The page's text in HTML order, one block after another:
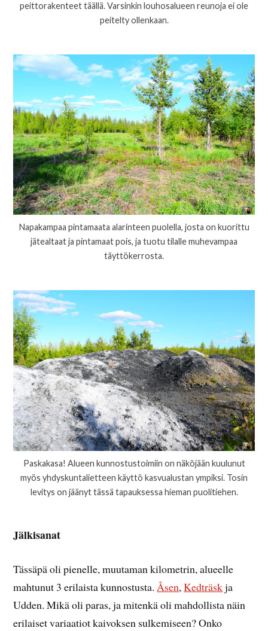
peittorakenteet täällä. Varsinkin louhosalueen reunoja ei ole
peitelty ollenkaan.
Napakampaa pintamaata alarinteen puolella, josta on kuorittu
jätealtaat ja pintamaat pois, ja tuotu tilalle muhevampaa
täyttökerrosta.
Paskakasa! Alueen kunnostustoimiin on näköjään kuulunut
myös yhdyskuntalietteen käyttö kasvualustan ympiksi. Tosin
levitys on jäänyt tässä tapauksessa hieman puolitiehen.
Jälkisanat
Tässäpä oli pienelle, muutaman kilometrin, alueelle
mahtunut 3 erilaista kunnostusta.Åsen,Kedträskja
Udden. Mikä oli paras, ja mitenkä oli mahdollista näin
erilaiset variaatiot kaivoksen sulkemiseen? Onko